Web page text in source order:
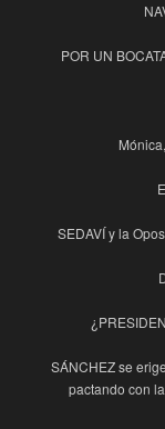
POR UN
SEDAVÍ y la
SÁNCHEZ se
pactando con